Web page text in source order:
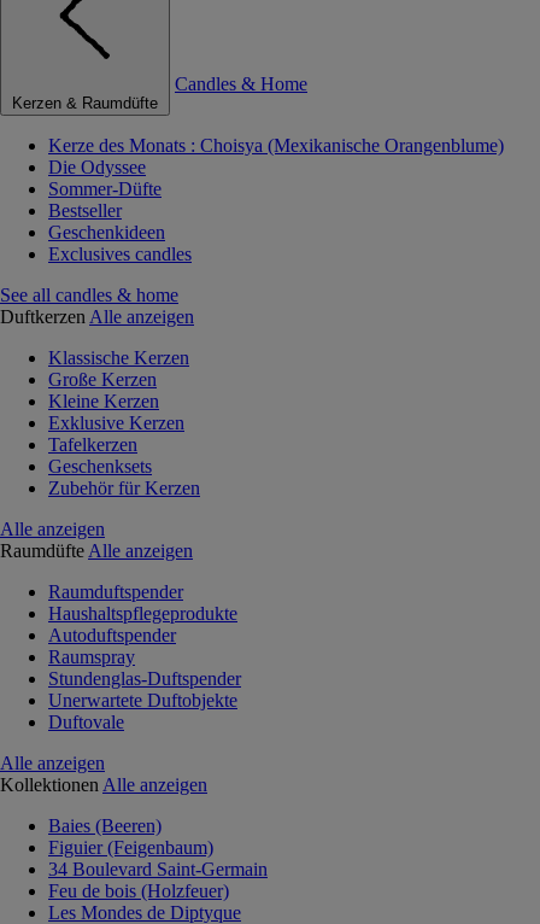
Kerzen & Raumdüfte
Candles & Home
Kerze des Monats : Choisya (Mexikanische Orangenblume)
Die Odyssee
Sommer-Düfte
Bestseller
Geschenkideen
Exclusives candles
See all candles & home
Duftkerzen Alle anzeigen
Klassische Kerzen
Große Kerzen
Kleine Kerzen
Exklusive Kerzen
Tafelkerzen
Geschenksets
Zubehör für Kerzen
Alle anzeigen
Raumdüfte Alle anzeigen
Raumduftspender
Haushaltspflegeprodukte
Autoduftspender
Raumspray
Stundenglas-Duftspender
Unerwartete Duftobjekte
Duftovale
Alle anzeigen
Kollektionen Alle anzeigen
Baies (Beeren)
Figuier (Feigenbaum)
34 Boulevard Saint-Germain
Feu de bois (Holzfeuer)
Les Mondes de Diptyque